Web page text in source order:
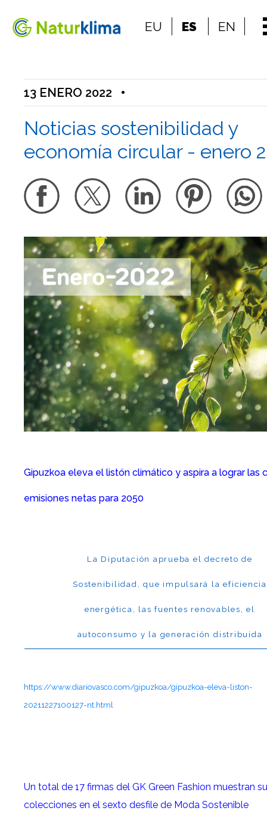
Ir a los contenidos
EU ES EN
13 ENERO 2022 •
Noticias sostenibilidad y
economía circular - enero
Gipuzkoa eleva el listón climático y aspira a lograr las
emisiones netas para 2050
La Diputación aprueba el decreto de
Sostenibilidad, que impulsará la eficiencia
energética, las fuentes renovables, el
autoconsumo y la generación distribuida
https://www.diariovasco.com/gipuzkoa/gipuzkoa-eleva-liston-
20211227100127-nt.html
Un total de 17 firmas del GK Green Fashion muestran
colecciones en el sexto desfile de Moda Sostenible